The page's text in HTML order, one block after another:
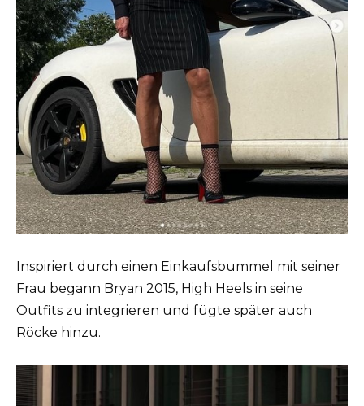
Inspiriert durch einen Einkaufsbummel mit seiner
Frau begann Bryan 2015, High Heels in seine
Outfits zu integrieren und fügte später auch
Röcke hinzu.